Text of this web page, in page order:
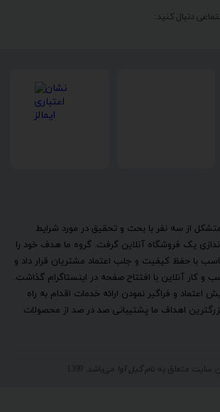
1399 گروه ما متشکل از سه نفر با بحث و تحقیق در مورد شرایط
یک فروشگاه آنلاین گرفت. گروه ما هدف خود را
با حفظ کیفیت و جلب اعتماد مشتریان قرار داد و
و کار آنلاین با افتتاح صفحه در اینستاگرام گذاشت.
و فراگیر نمودن ارائه خدمات اقدام به راه
اهداف ما پشتیبانی صد در صد از محصولات
سایت متعلق به نام گیل آوا می‌باشد. 1399
دنبال کنید: